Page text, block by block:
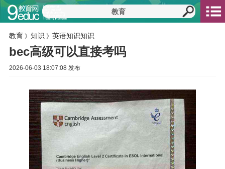
教育 》 知识 》 英语知识知识
bec高级可以直接考吗
2026-06-03 18:07:08 发布